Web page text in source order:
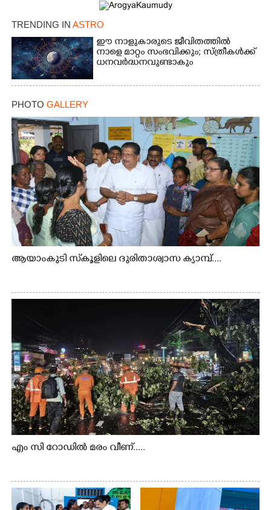
TRENDING IN ASTRO
ഈ നാളുകാരുടെ ജീവിതത്തിൽ
നാളെ മാറ്റം സംഭവിക്കും; സ്ത്രീകള്‍ക്ക്
ധനവര്‍ദ്ധനവുണ്ടാകും
PHOTO GALLERY
ആയാംകുടി സ്‌കൂളിലെ ദുരിതാശ്വാസ ക്യാമ്പ്....
എം സി റോഡിൽ മരം വീണ്.....
Share this link